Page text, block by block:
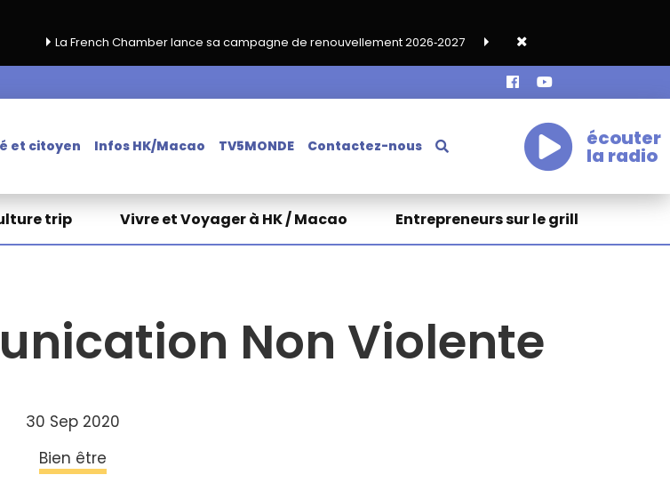
Chamber lance sa campagne de renouvellement 2026‑2027
Grand café de rentrée HKA le vendredi 18
et citoyen Infos HK/Macao TV5MONDE Contactez-nous écouter
la radio
trip Vivre et Voyager à HK / Macao Entrepreneurs sur le grill
Non Violente
30 Sep 2020
Bien être